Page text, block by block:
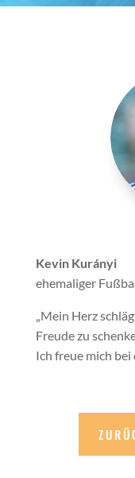
Kevin Kurányi
ehemaliger
„Mein Herz
Freude zu
Ich freue mich bei